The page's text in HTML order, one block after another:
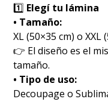
1️⃣ Elegí tu lámina
• Tamaño:
XL (50×35 cm) o XXL
👉 El diseño es el
tamaño.
• Tipo de uso:
Decoupage o